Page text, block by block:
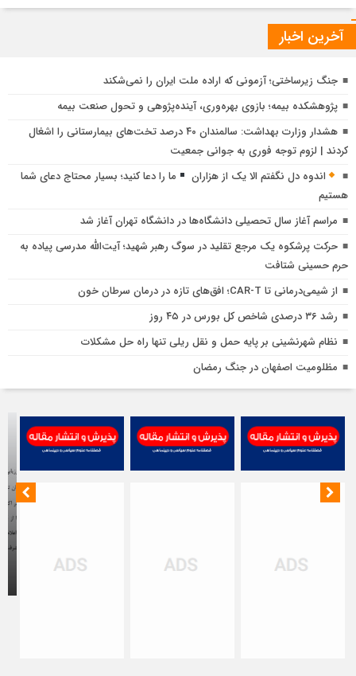
آخرین اخبار
جنگ زیرساختی؛ آزمونی که اراده ملت ایران را نمی‌شکند
پژوهشكده بیمه؛ بازوی بهره‌وری، آینده‌پژوهی و تحول صنعت بیمه
هشدار وزارت بهداشت: سالمندان ۴۰ درصد تخت‌های بیمارستانی را اشغال
کردند | لزوم توجه فوری به جوانی جمعیت
اندوه دل نگفتم الا یک از هزاران
ما را دعا کنید؛ بسیار محتاج دعای شما
هستیم
مراسم آغاز سال تحصیلی دانشگاه‌ها در دانشگاه تهران آغاز شد
حرکت پرشکوه یک مرجع تقلید در سوگ رهبر شهید؛ آیت‌الله مدرسی پیاده به
حرم حسینی شتافت
از شیمی‌درمانی تا CAR-T؛ افق‌های تازه در درمان سرطان خون
رشد ۳۶ درصدی شاخص کل بورس در ۴۵ روز
نظام شهرنشینی بر پایه حمل و نقل ریلی تنها راه‌ حل مشکلات
مظلومیت اصفهان در جنگ رمضان